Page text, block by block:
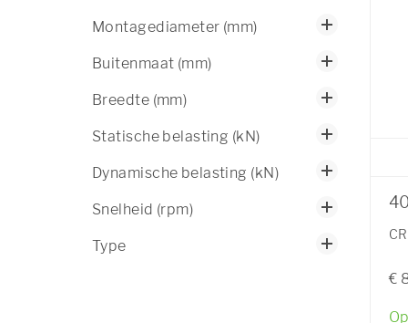
Montagediameter (mm)
Buitenmaat (mm)
Breedte (mm)
Statische belasting (kN)
Dynamische belasting (kN)
Snelheid (rpm)
Type
€